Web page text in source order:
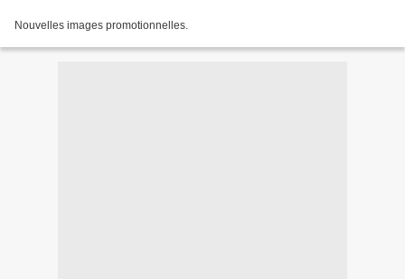
Nouvelles images promotionnelles.